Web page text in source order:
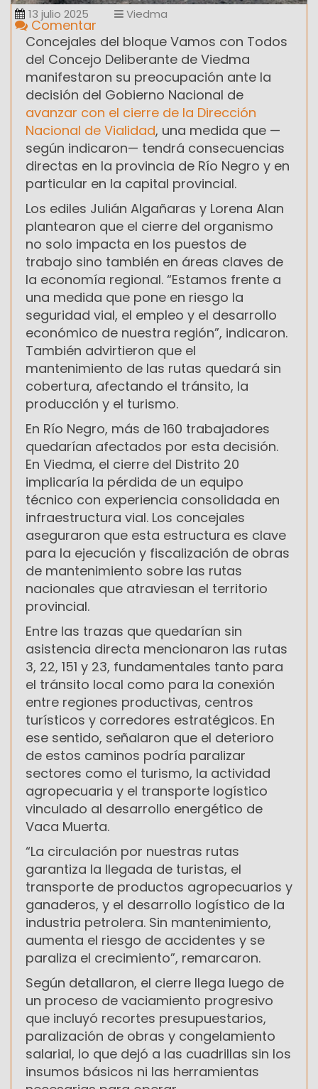
13 julio 2025 Viedma
Comentar
Concejales del bloque Vamos con Todos
del Concejo Deliberante de Viedma
manifestaron su preocupación ante la
decisión del Gobierno Nacional de
avanzar con el cierre de la Dirección
Nacional de Vialidad, una medida que —
según indicaron— tendrá consecuencias
directas en la provincia de Río Negro y en
particular en la capital provincial.
Los ediles Julián Algañaras y Lorena Alan
plantearon que el cierre del organismo
no solo impacta en los puestos de
trabajo sino también en áreas claves de
la economía regional. “Estamos frente a
una medida que pone en riesgo la
seguridad vial, el empleo y el desarrollo
económico de nuestra región”, indicaron.
También advirtieron que el
mantenimiento de las rutas quedará sin
cobertura, afectando el tránsito, la
producción y el turismo.
En Río Negro, más de 160 trabajadores
quedarían afectados por esta decisión.
En Viedma, el cierre del Distrito 20
implicaría la pérdida de un equipo
técnico con experiencia consolidada en
infraestructura vial. Los concejales
aseguraron que esta estructura es clave
para la ejecución y fiscalización de obras
de mantenimiento sobre las rutas
nacionales que atraviesan el territorio
provincial.
Entre las trazas que quedarían sin
asistencia directa mencionaron las rutas
3, 22, 151 y 23, fundamentales tanto para
el tránsito local como para la conexión
entre regiones productivas, centros
turísticos y corredores estratégicos. En
ese sentido, señalaron que el deterioro
de estos caminos podría paralizar
sectores como el turismo, la actividad
agropecuaria y el transporte logístico
vinculado al desarrollo energético de
Vaca Muerta.
“La circulación por nuestras rutas
garantiza la llegada de turistas, el
transporte de productos agropecuarios y
ganaderos, y el desarrollo logístico de la
industria petrolera. Sin mantenimiento,
aumenta el riesgo de accidentes y se
paraliza el crecimiento”, remarcaron.
Según detallaron, el cierre llega luego de
un proceso de vaciamiento progresivo
que incluyó recortes presupuestarios,
paralización de obras y congelamiento
salarial, lo que dejó a las cuadrillas sin los
insumos básicos ni las herramientas